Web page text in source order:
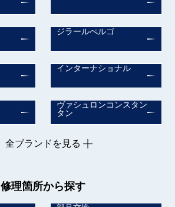
ジラールぺルゴ
インターナショナル
ヴァシュロンコンスタン
タン
全ブランドを見る
修理箇所から探す